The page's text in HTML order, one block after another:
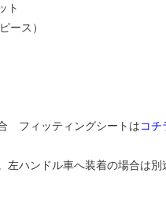
ト
ス）
フィッティングシートはコチ
ハンドル車へ装着の場合は別